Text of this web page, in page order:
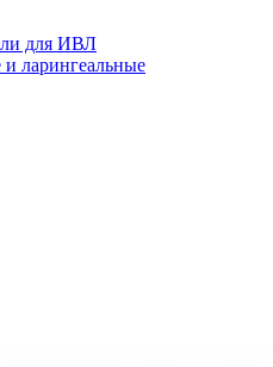
для ИВЛ
и ларингеальные